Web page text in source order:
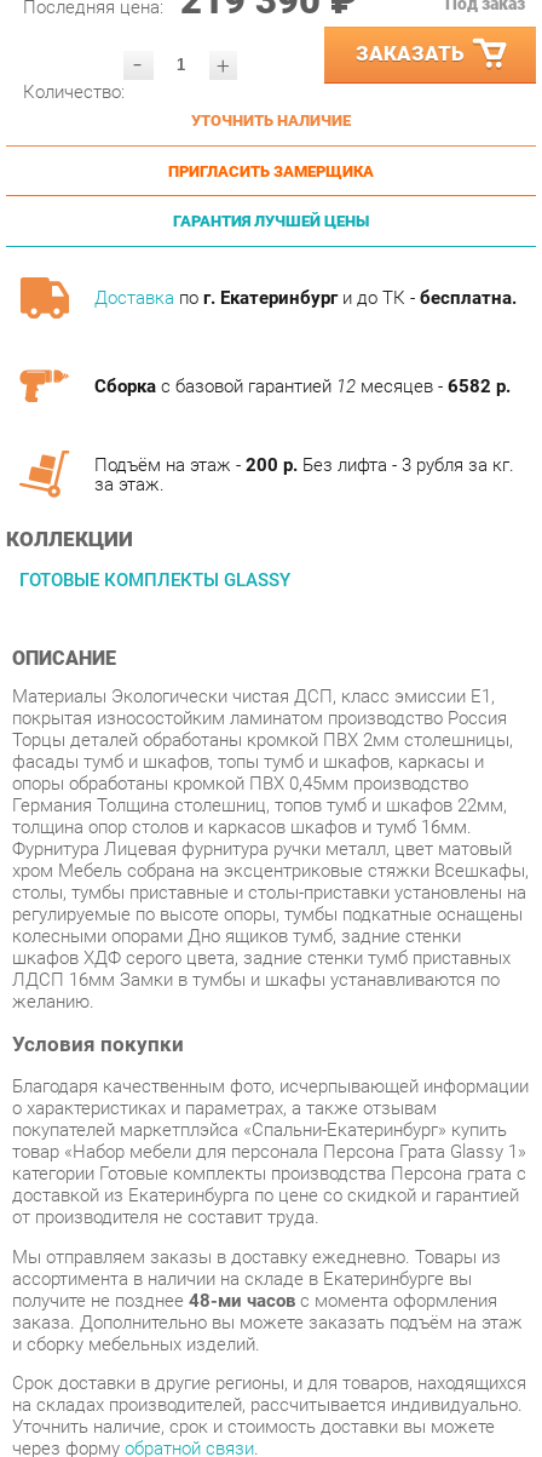
- ЗАКАЗАТЬ
УТОЧНИТЬ НАЛИЧИЕ
ПРИГЛАСИТЬ ЗАМЕРЩИКА
ГАРАНТИЯ ЛУЧШЕЙ ЦЕНЫ
Доставкапог. Екатеринбурги до ТК -бесплатна.
КОЛЛЕКЦИИ
ОПИСАНИЕ
покрытая износостойким ламинатом производство Россия
Торцы деталей обработаны кромкой ПВХ 2мм столешницы,
фасады тумб и шкафов, топы тумб и шкафов, каркасы и
опоры обработаны кромкой ПВХ 0,45мм производство
Германия Толщина столешниц, топов тумб и шкафов 22мм,
толщина опор столов и каркасов шкафов и тумб 16мм.
Фурнитура Лицевая фурнитура ручки металл, цвет матовый
хром Мебель собрана на эксцентриковые стяжки Всешкафы,
столы, тумбы приставные и столы-приставки установлены на
регулируемые по высоте опоры, тумбы подкатные оснащены
колесными опорами Дно ящиков тумб, задние стенки
шкафов ХДФ серого цвета, задние стенки тумб приставных
ЛДСП 16мм Замки в тумбы и шкафы устанавливаются по
желанию.
Условия покупки
Благодаря качественным фото, исчерпывающей информации
покупателей маркетплэйса «Спальни-Екатеринбург» купить
категории Готовые комплекты производства Персона грата с
доставкой из Екатеринбурга по цене со скидкой и гарантией
от производителя не составит труда.
Мы отправляем заказы в доставку ежедневно. Товары из
ассортимента в наличии на складе в Екатеринбурге вы
получите не позднее 48-ми часовс момента оформления
заказа. Дополнительно вы можете заказать подъём на этаж
и сборку мебельных изделий.
Срок доставки в другие регионы, и для товаров, находящихся
на складах производителей, рассчитывается индивидуально.
Уточнить наличие, срок и стоимость доставки вы можете
через формуобратной связи.
В любой момент до передачи заказа в доставку, а также в
течение 7-ми дней после получения заказа вы можете
изменить выборили принять решение об отказе от покупки.